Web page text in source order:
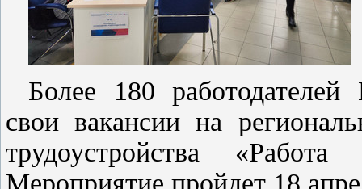
Более 180 работодателей
свои вакансии на
трудоустройства
Мероприятие пройдет 18